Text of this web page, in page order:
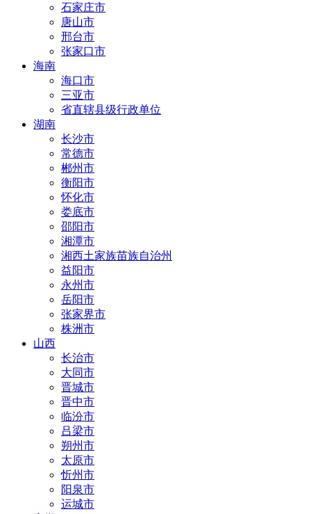
石家庄市
唐山市
邢台市
张家口市
海南
海口市
三亚市
省直辖县级行政单位
湖南
长沙市
常德市
郴州市
衡阳市
怀化市
娄底市
邵阳市
湘潭市
湘西土家族苗族自治州
益阳市
永州市
岳阳市
张家界市
株洲市
山西
长治市
大同市
晋城市
晋中市
临汾市
吕梁市
朔州市
太原市
忻州市
阳泉市
运城市